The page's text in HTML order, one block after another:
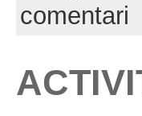
comentari